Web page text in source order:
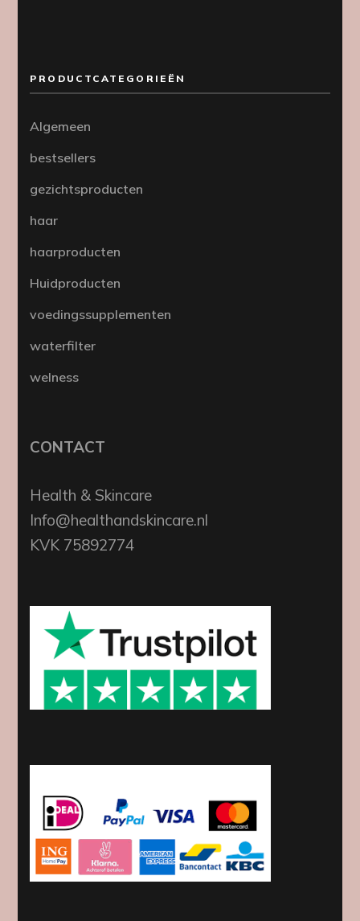
PRODUCTCATEGORIEËN
Algemeen
bestsellers
gezichtsproducten
haar
haarproducten
Huidproducten
voedingssupplementen
waterfilter
welness
CONTACT
Health & Skincare
Info@healthandskincare.nl
KVK 75892774